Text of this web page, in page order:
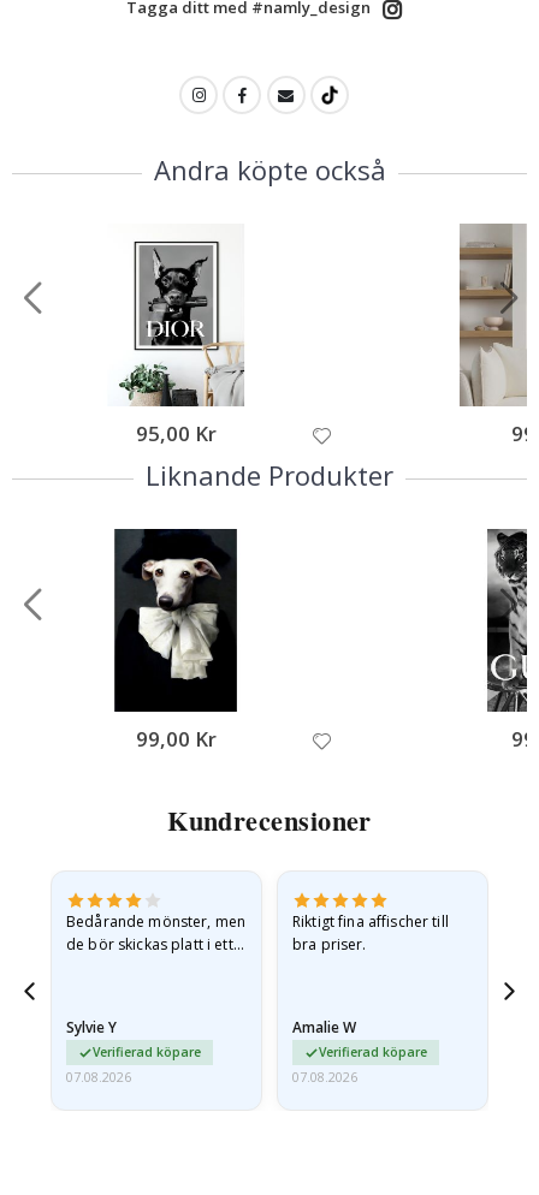
Tagga ditt med #namly_design
Andra köpte också
95,00 Kr
Liknande Produkter
99,00 Kr
Kundrecensioner
Bedårande mönster, men
de bör skickas platt i ett
Sylvie Y
Verifierad köpare
07.08.2026
Riktigt fina affischer till
bra priser.
Amalie W
Verifierad köpare
07.08.2026